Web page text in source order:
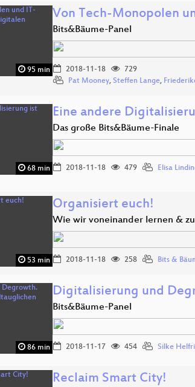
95 min
Von Tech-Monopolen
Bits&Bäume-Panel
2018-11-18
729
Pat Mooney, Steffen Lange,
68 min
Eine andere
Das große Bits&Bäume-Finale
2018-11-18 479 Elisa
53 min
Organisiert euch!
Wie wir voneinander lernen &
2018-11-18 258 Bits &
86 min
Digitalisierung und
Bits&Bäume-Panel
2018-11-17 454 Silke
Reclaim Smart City!